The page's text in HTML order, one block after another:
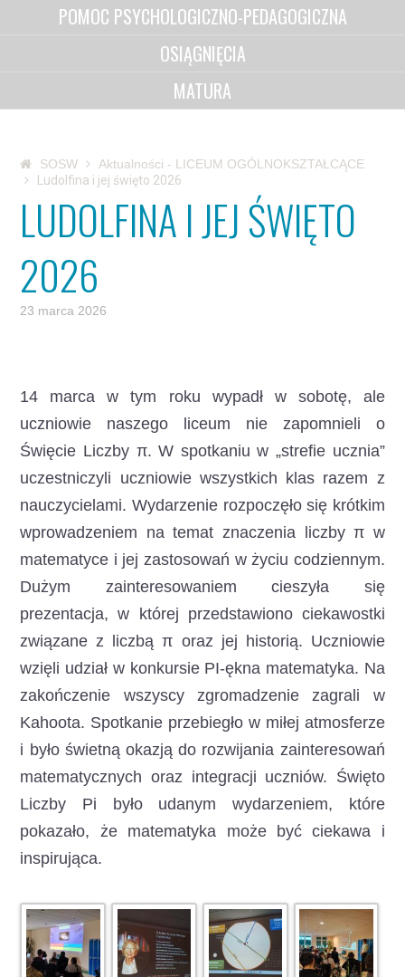
POMOC PSYCHOLOGICZNO-PEDAGOGICZNA
OSIĄGNIĘCIA
MATURA
SOSW
Aktualności - LICEUM OGÓLNOKSZTAŁCĄCE
Ludolfina i jej święto 2026
LUDOLFINA I JEJ ŚWIĘTO
2026
23 marca 2026
14 marca w tym roku wypadł w sobotę, ale
uczniowie naszego liceum nie zapomnieli o
Święcie Liczby π.W spotkaniu w „strefie ucznia”
uczestniczyli uczniowie wszystkich klas razem z
nauczycielami. Wydarzenie rozpoczęło się krótkim
wprowadzeniem na temat znaczenia liczby π w
matematyce i jej zastosowań w życiu codziennym.
Dużym zainteresowaniem cieszyła się
prezentacja, w której przedstawiono ciekawostki
związane z liczbą π oraz jej historią. Uczniowie
wzięli udział w konkursie PI-ękna matematyka. Na
zakończenie wszyscy zgromadzenie zagrali w
Kahoota. Spotkanie przebiegło w miłej atmosferze
i było świetną okazją do rozwijania zainteresowań
matematycznych oraz integracji uczniów. Święto
Liczby Pi było udanym wydarzeniem, które
pokazało, że matematyka może być ciekawa i
inspirująca.